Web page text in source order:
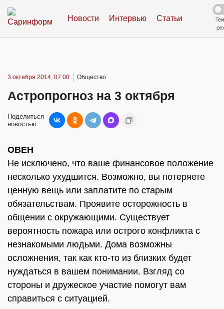
Новости Интервью Статьи
3 октября 2014, 07:00 Общество
Астропрогноз на 3 октября
Поделиться
новостью:
ОВЕН
Не исключено, что ваше финансовое положение
несколько ухудшится. Возможно, вы потеряете
ценную вещь или заплатите по старым
обязательствам. Проявите осторожность в
общении с окружающими. Существует
вероятность пожара или острого конфликта с
незнакомыми людьми. Дома возможны
осложнения, так как кто-то из близких будет
нуждаться в вашем понимании. Взгляд со
стороны и дружеское участие помогут вам
справиться с ситуацией.